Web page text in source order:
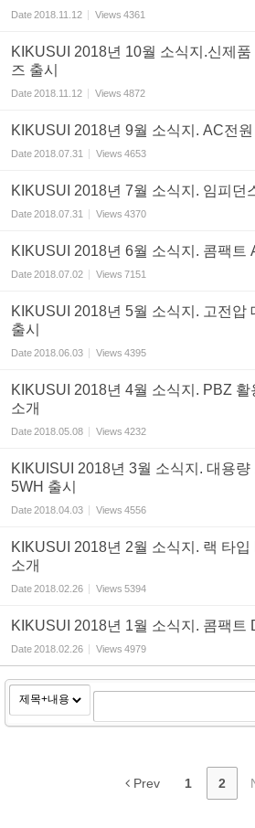
Date2018.11.12 Views 4361
KIKUSUI 2018년 10월 소식지.신제품
즈 출시
Date2018.11.12 Views 4872
KIKUSUI 2018년 9월 소식지. AC전원
Date2018.07.31 Views 4653
KIKUSUI 2018년 7월 소식지. 임피던
Date2018.07.31 Views 4370
KIKUSUI 2018년 6월 소식지. 콤팩트
Date2018.07.02 Views 7151
KIKUSUI 2018년 5월 소식지. 고전압
출시
Date2018.06.03 Views 4395
KIKUSUI 2018년 4월 소식지. PBZ 활
소개
Date2018.05.08 Views 4232
KIKUISUI 2018년 3월 소식지. 대용
5WH 출시
Date2018.04.03 Views 4556
KIKUSUI 2018년 2월 소식지. 랙 타
소개
Date2018.02.26 Views 5394
KIKUSUI 2018년 1월 소식지. 콤팩트
Date2018.02.26 Views 4979
Prev 1 2